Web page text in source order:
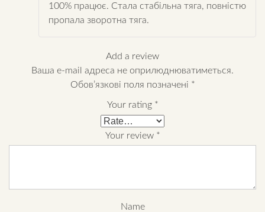
100% працює. Стала стабільна тяга, повністю
пропала зворотна тяга.
Add a review
Ваша e-mail адреса не оприлюднюватиметься.
Обов’язкові поля позначені *
Your rating *
Your review *
Name